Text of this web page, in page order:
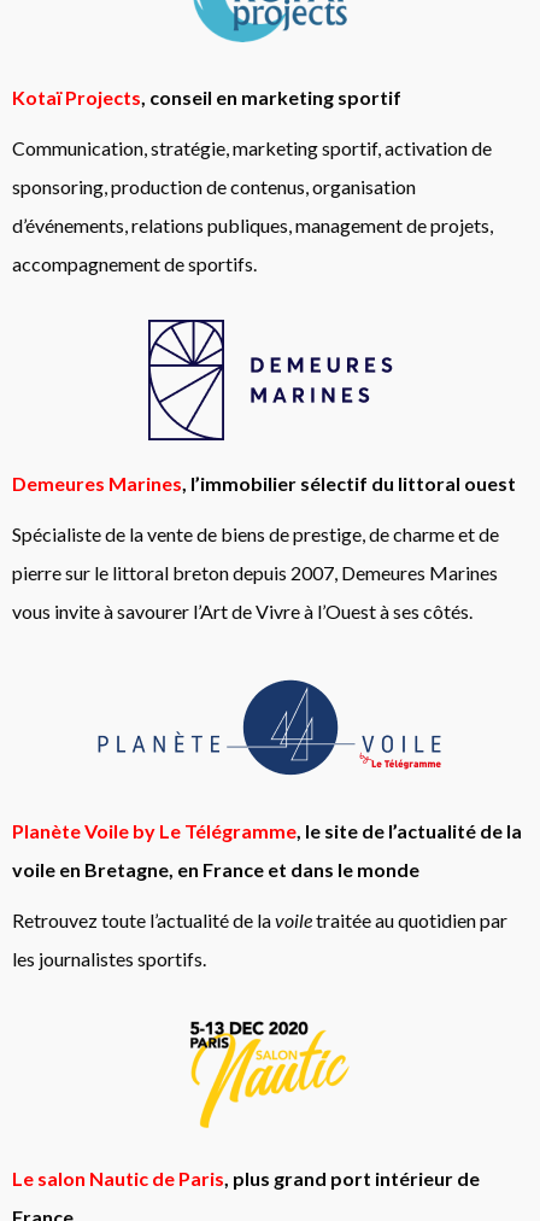
Kotaï Projects , conseil en marketing sportif
Communication, stratégie, marketing sportif, activation de
sponsoring, production de contenus, organisation
d’événements, relations publiques, management de projets,
accompagnement de sportifs.
Demeures Marines , l’immobilier sélectif du littoral ouest
Spécialiste de la vente de biens de prestige, de charme et de
pierre sur le littoral breton depuis 2007, Demeures Marines
vous invite à savourer l’Art de Vivre à l’Ouest à ses côtés.
Planète Voile by Le Télégramme , le site de l’actualité de la
voile en Bretagne, en France et dans le monde
Retrouvez toute l’actualité de lavoiletraitée au quotidien par
les journalistes sportifs.
Le salon Nautic de Paris , plus grand port intérieur de
France